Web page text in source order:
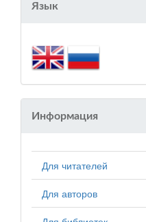
Язык
Информация
Для читателей
Для авторов